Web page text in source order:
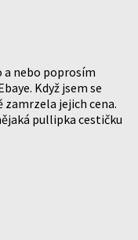
a nebo poprosím
Když jsem se
jejich cena.
pullipka cestičku